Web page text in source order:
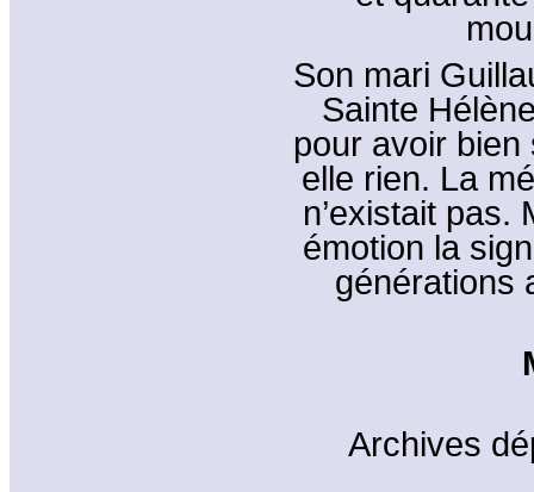
Son mari
Sainte
pour avoir
elle rien. La
n’existait pas.
émotion la
générations
Archives